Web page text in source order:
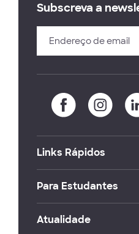
Subscreva a
Links Rápidos
Para Estudantes
Atualidade